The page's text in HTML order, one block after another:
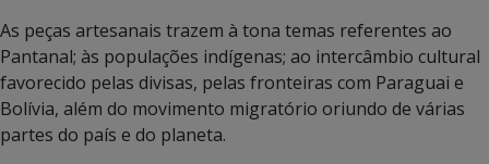
As peças artesanais trazem à tona temas referentes ao
Pantanal; às populações indígenas; ao intercâmbio cultural
favorecido pelas divisas, pelas fronteiras com Paraguai e
Bolívia, além do movimento migratório oriundo de várias
partes do país e do planeta.